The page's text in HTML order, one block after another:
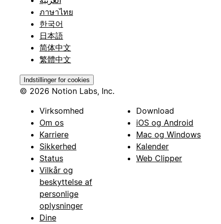
ภาษาไทย
한국어
日本語
简体中文
繁體中文
Indstillinger for cookies
© 2026 Notion Labs, Inc.
Virksomhed
Om os
Karriere
Sikkerhed
Status
Vilkår og
beskyttelse af
personlige
oplysninger
Dine
Download
iOS og Android
Mac og Windows
Kalender
Web Clipper